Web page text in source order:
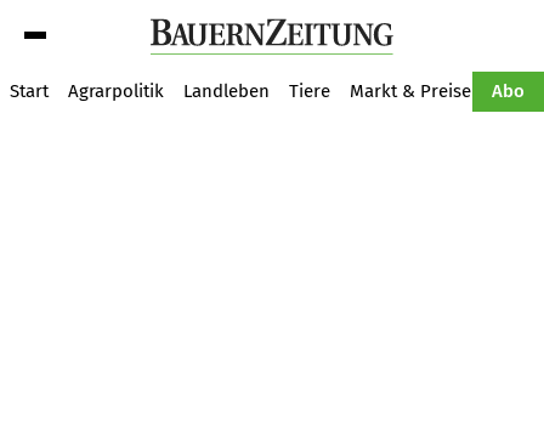
Start Agrarpolitik Landleben Tiere Markt & Preise Abo